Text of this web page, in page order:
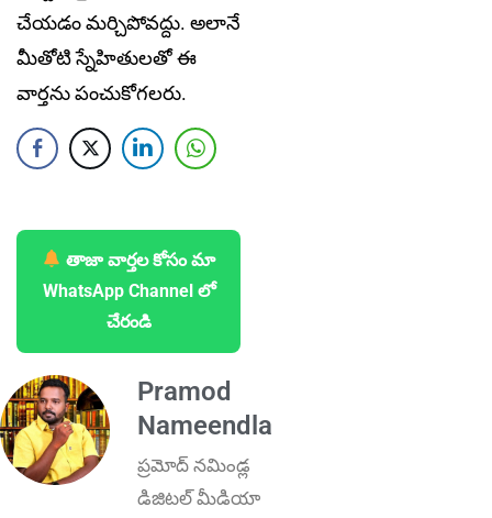
చేయడం మర్చిపోవద్దు. అలానే
మీతోటి స్నేహితులతో ఈ
వార్తను పంచుకోగలరు.
తాజా వార్తల కోసం మా
WhatsApp Channel లో
చేరండి
Pramod
Nameendla
ప్ర‌మోద్ న‌మిండ్ల‌
డిజిట‌ల్ మీడియా